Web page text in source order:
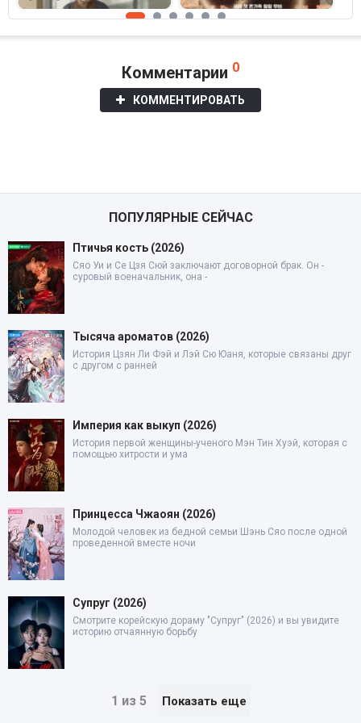
Комментарии 0
КОММЕНТИРОВАТЬ
ПОПУЛЯРНЫЕ СЕЙЧАС
Птичья кость (2026)
Сяо Уи и Се Цзя Сюй заключают договорной брак. Он -
суровый военачальник, она -
Тысяча ароматов (2026)
История Цзян Ли Фэй и Лэй Сю Юаня, которые связаны друг
с другом с ранней
Империя как выкуп (2026)
История первой женщины-ученого Мэн Тин Хуэй, которая с
помощью хитрости и ума
Принцесса Чжаоян (2026)
Молодой человек из бедной семьи Шэнь Сяо после одной
проведенной вместе ночи
Супруг (2026)
Смотрите корейскую дораму "Супруг" (2026) и вы увидите
историю отчаянную борьбу
1 из 5 Показать еще